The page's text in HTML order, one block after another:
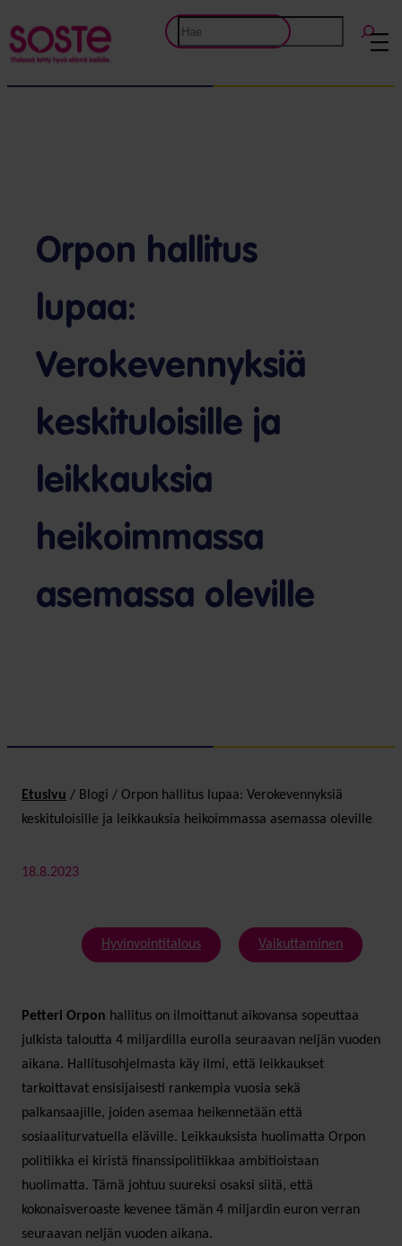
Etsi
Orpon hallitus
lupaa:
Verokevennyksiä
keskituloisille ja
leikkauksia
heikoimmassa
asemassa oleville
Etusivu / Blogi / Orpon hallitus lupaa: Verokevennyksiä
keskituloisille ja leikkauksia heikoimmassa asemassa oleville
18.8.2023
Hyvinvointitalous Vaikuttaminen
Petteri Orpon hallitus on ilmoittanut aikovansa sopeuttaa
julkista taloutta 4 miljardilla eurolla seuraavan neljän vuoden
aikana. Hallitusohjelmasta käy ilmi, että leikkaukset
tarkoittavat ensisijaisesti rankempia vuosia sekä
palkansaajille, joiden asemaa heikennetään että
sosiaaliturvatuella eläville. Leikkauksista huolimatta Orpon
politiikka ei kiristä finanssipolitiikkaa ambitioistaan
huolimatta. Tämä johtuu suureksi osaksi siitä, että
kokonaisveroaste kevenee tämän 4 miljardin euron verran
seuraavan neljän vuoden aikana.